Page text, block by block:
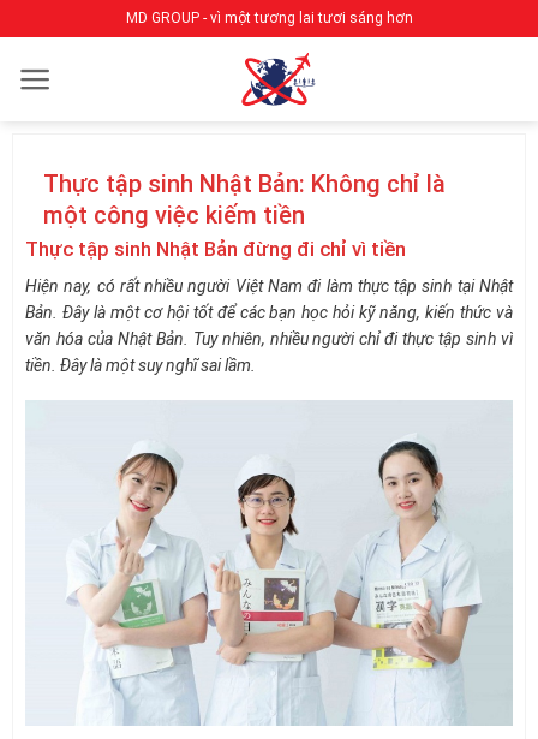
qua
nội
MD GROUP - vì một tương lai tươi sáng hơn
Thực tập sinh Nhật Bản: Không chỉ là
một công việc kiếm tiền
Thực tập sinh Nhật Bản đừng đi chỉ vì tiền
Hiện nay, có rất nhiều người Việt Nam đi làm thực tập sinh tại Nhật
Bản. Đây là một cơ hội tốt để các bạn học hỏi kỹ năng, kiến thức và
văn hóa của Nhật Bản. Tuy nhiên, nhiều người chỉ đi thực tập sinh vì
tiền. Đây là một suy nghĩ sai lầm.